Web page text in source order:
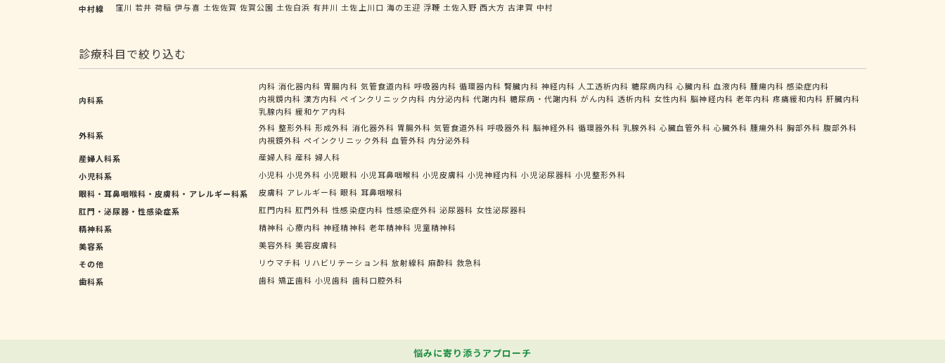
中村線 窪川 若井 荷稲 伊与喜 土佐佐賀 佐賀公園 土佐白浜 有井川 土佐上川口 海の王迎 浮鞭 土佐入野 西大方 古津賀 中村
診療科目で絞り込む
内科系
内科 消化器内科 胃腸内科 気管食道内科 呼吸器内科 循環器内科 腎臓内科 神経内科 人工透析内科 糖尿病内科 心臓内科 血液内科 腫瘍内科 感染症内科
内視鏡内科 漢方内科 ペインクリニック内科 内分泌内科 代謝内科 糖尿病・代謝内科 がん内科 透析内科 女性内科 脳神経内科 老年内科 疼痛緩和内科 肝臓内科
乳腺内科 緩和ケア内科
外科系
外科 整形外科 形成外科 消化器外科 胃腸外科 気管食道外科 呼吸器外科 脳神経外科 循環器外科 乳腺外科 心臓血管外科 心臓外科 腫瘍外科 胸部外科 腹部外科
内視鏡外科 ペインクリニック外科 血管外科 内分泌外科
産婦人科系
産婦人科 産科 婦人科
小児科系
小児科 小児外科 小児眼科 小児耳鼻咽喉科 小児皮膚科 小児神経内科 小児泌尿器科 小児整形外科
眼科・耳鼻咽喉科・皮膚科・アレルギー科系
皮膚科 アレルギー科 眼科 耳鼻咽喉科
肛門・泌尿器・性感染症系
肛門内科 肛門外科 性感染症内科 性感染症外科 泌尿器科 女性泌尿器科
精神科系
精神科 心療内科 神経精神科 老年精神科 児童精神科
美容系
美容外科 美容皮膚科
その他
リウマチ科 リハビリテーション科 放射線科 麻酔科 救急科
歯科系
歯科 矯正歯科 小児歯科 歯科口腔外科
悩みに寄り添うアプローチ